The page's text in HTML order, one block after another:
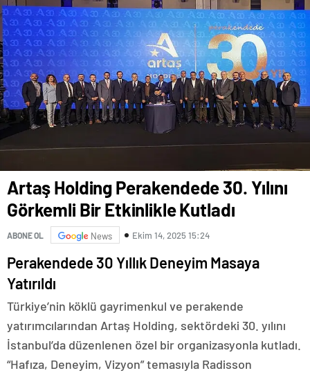
Artaş Holding Perakendede 30. Yılını
Görkemli Bir Etkinlikle Kutladı
ABONE OL News Ekim 14, 2025 15:24
Perakendede 30 Yıllık Deneyim Masaya
Yatırıldı
Türkiye’nin köklü gayrimenkul ve perakende
yatırımcılarından Artaş Holding, sektördeki 30. yılını
İstanbul’da düzenlenen özel bir organizasyonla kutladı.
“Hafıza, Deneyim, Vizyon” temasıyla Radisson